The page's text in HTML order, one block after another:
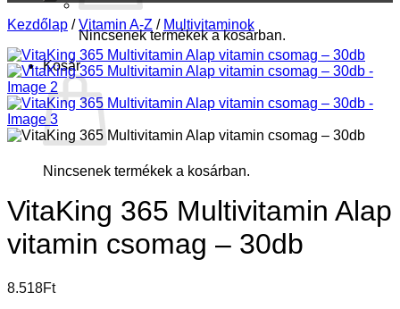
Nincsenek termékek a kosárban.
Kosár
Nincsenek termékek a kosárban.
következőre:
Kezdőlap / Vitamin A-Z / Multivitaminok
VitaKing 365 Multivitamin Alap
vitamin csomag – 30db
8.518Ft